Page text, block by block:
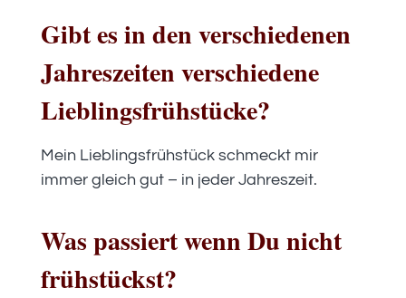
Gibt es in den verschiedenen
Jahreszeiten verschiedene
Lieblingsfrühstücke?
Mein Lieblingsfrühstück schmeckt mir
immer gleich gut – in jeder Jahreszeit.
Was passiert wenn Du nicht
frühstückst?